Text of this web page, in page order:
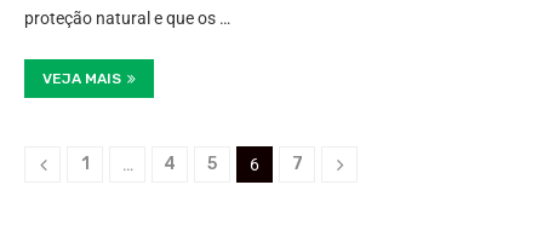
proteção natural e que os …
VEJA MAIS
1 … 4 5 6 7